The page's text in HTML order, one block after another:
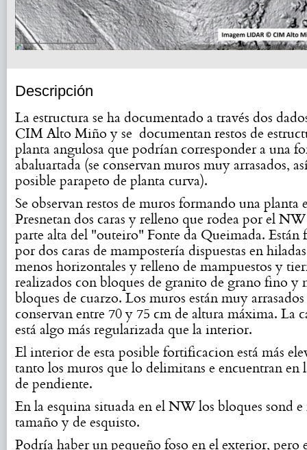
Descripción
La estructura se ha documentado a través dos
CIM Alto Miño y se documentan restos de
planta angulosa que podrían corresponder a una
abaluartada (se conservan muros muy arrasados,
posible parapeto de planta curva).
Se observan restos de muros formando una planta
Presnetan dos caras y relleno que rodea por el
parte alta del "outeiro" Fonte da Queimada. Están
por dos caras de mampostería dispuestas en
menos horizontales y relleno de mampuestos y
realizados con bloques de granito de grano fino y
bloques de cuarzo. Los muros están muy
conservan entre 70 y 75 cm de altura máxima. La
está algo más regularizada que la interior.
El interior de esta posible fortificacion está más
tanto los muros que lo delimitans e encuentran en
de pendiente.
En la esquina situada en el NW los bloques sond
tamaño y de esquisto.
Podría haber un pequeño foso en el exterior, pero